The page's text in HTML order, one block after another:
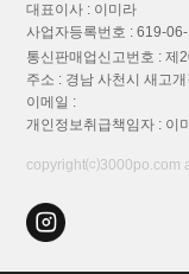
대표이사 : 이미라
사업자등록번호 : 619-
통신판매업신고번호 : 제
주소 : 경남 사천시 새고
이메일 :
개인정보취급책임자 : 이
copyright⒞3000po.com